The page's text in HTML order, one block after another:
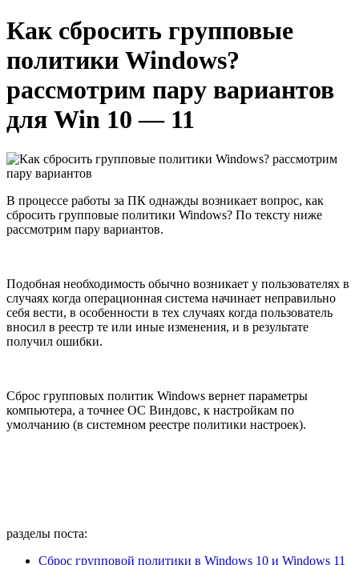
Как сбросить групповые
политики Windows?
рассмотрим пару вариантов
для Win 10 — 11
В процессе работы за ПК однажды возникает вопрос, как
сбросить групповые политики Windows? По тексту ниже
рассмотрим пару вариантов.
Подобная необходимость обычно возникает у пользователях в
случаях когда операционная система начинает неправильно
себя вести, в особенности в тех случаях когда пользователь
вносил в реестр те или иные изменения, и в результате
получил ошибки.
Сброс групповых политик Windows вернет параметры
компьютера, а точнее ОС Виндовс, к настройкам по
умолчанию (в системном реестре политики настроек).
разделы поста:
Сброс групповой политики в Windows 10 и Windows 11